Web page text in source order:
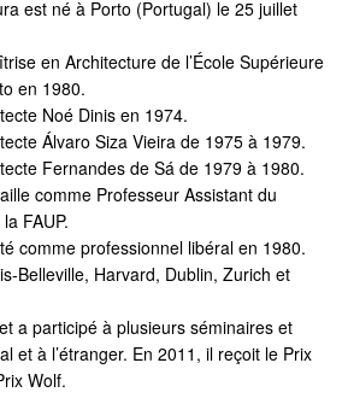
est né à Porto (Portugal) le 25 juillet
en Architecture de l’École Supérieure
en 1980.
Noé Dinis en 1974.
Álvaro Siza Vieira de 1975 à 1979.
Fernandes de Sá de 1979 à 1980.
comme Professeur Assistant du
FAUP.
comme professionnel libéral en 1980.
Belleville, Harvard, Dublin, Zurich et
a participé à plusieurs séminaires et
et à l’étranger. En 2011, il reçoit le Prix
Wolf.